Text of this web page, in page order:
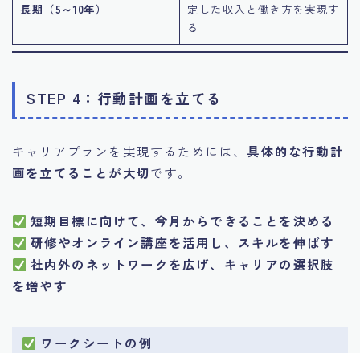
長期（5～10年）
定した収入と働き方を実現す
る
STEP 4：行動計画を立てる
キャリアプランを実現するためには、 具体的な行動計
画を立てることが大切です。
短期目標に向けて、今月からできることを決める
研修やオンライン講座を活用し、スキルを伸ばす
社内外のネットワークを広げ、キャリアの選択肢
を増やす
ワークシートの例